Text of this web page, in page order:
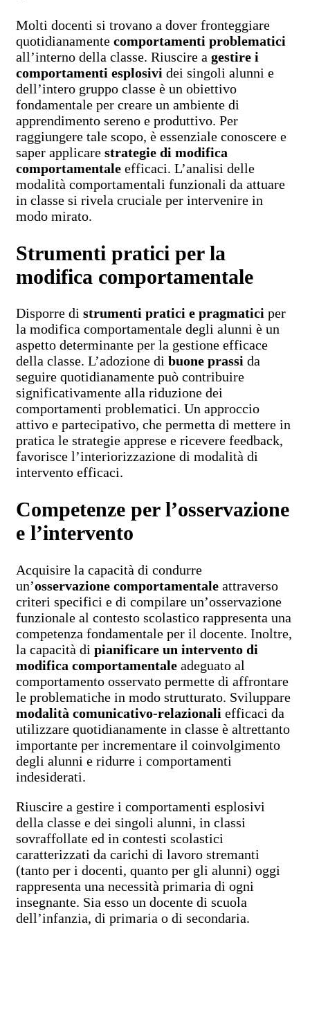
Molti docenti si trovano a dover fronteggiare
quotidianamente comportamenti problematici
all’interno della classe. Riuscire a gestire i
comportamenti esplosivi dei singoli alunni e
dell’intero gruppo classe è un obiettivo
fondamentale per creare un ambiente di
apprendimento sereno e produttivo. Per
raggiungere tale scopo, è essenziale conoscere e
saper applicare strategie di modifica
comportamentale efficaci. L’analisi delle
modalità comportamentali funzionali da attuare
in classe si rivela cruciale per intervenire in
modo mirato.
Strumenti pratici per la
modifica comportamentale
Disporre di strumenti pratici e pragmatici per
la modifica comportamentale degli alunni è un
aspetto determinante per la gestione efficace
della classe. L’adozione di buone prassi da
seguire quotidianamente può contribuire
significativamente alla riduzione dei
comportamenti problematici. Un approccio
attivo e partecipativo, che permetta di mettere in
pratica le strategie apprese e ricevere feedback,
favorisce l’interiorizzazione di modalità di
intervento efficaci.
Competenze per l’osservazione
e l’intervento
Acquisire la capacità di condurre
un’osservazione comportamentale attraverso
criteri specifici e di compilare un’osservazione
funzionale al contesto scolastico rappresenta una
competenza fondamentale per il docente. Inoltre,
la capacità di pianificare un intervento di
modifica comportamentale adeguato al
comportamento osservato permette di affrontare
le problematiche in modo strutturato. Sviluppare
modalità comunicativo-relazionali efficaci da
utilizzare quotidianamente in classe è altrettanto
importante per incrementare il coinvolgimento
degli alunni e ridurre i comportamenti
indesiderati.
Riuscire a gestire i comportamenti esplosivi
della classe e dei singoli alunni, in classi
sovraffollate ed in contesti scolastici
caratterizzati da carichi di lavoro stremanti
(tanto per i docenti, quanto per gli alunni) oggi
rappresenta una necessità primaria di ogni
insegnante. Sia esso un docente di scuola
dell’infanzia, di primaria o di secondaria.